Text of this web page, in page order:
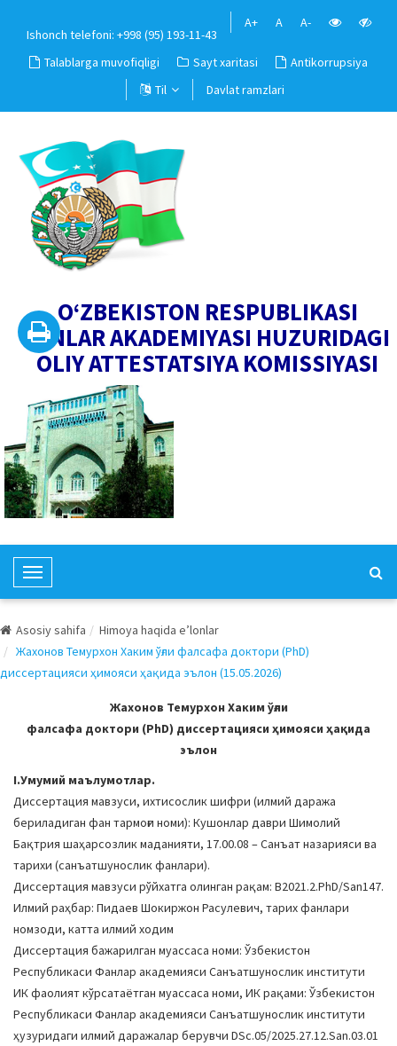
Ishonch telefoni: +998 (95) 193-11-43
A+ A A-
Talablarga muvofiqligi Sayt xaritasi
Antikorrupsiya
Til
Davlat ramzlari
O‘ZBEKISTON RESPUBLIKASI
FANLAR AKADEMIYASI HUZURIDAGI
OLIY ATTESTATSIYA KOMISSIYASI
T
o
g
l
e
a
g
a
t
i
o
n
Asosiy sahifa
Himoya haqida e’lonlar
Жахонов Темурхон Хаким ўғли фалсафа доктори (PhD)
диссертацияси ҳимояси ҳақида эълон (15.05.2026)
Жахонов Темурхон Хаким ўғли
фалсафа доктори (PhD) диссертацияси ҳимояси ҳақида
эълон
I.Умумий маълумотлар.
Диссертация мавзуси, ихтисослик шифри (илмий даража
бериладиган фан тармоғи номи): Кушонлар даври Шимолий
Бақтрия шаҳарсозлик маданияти, 17.00.08 – Санъат назарияси ва
тарихи (санъатшунослик фанлари).
Диссертация мавзуси рўйхатга олинган рақам: В2021.2.PhD/San147.
Илмий раҳбар: Пидаев Шокиржон Расулевич, тарих фанлари
номзоди, катта илмий ходим
Диссертация бажарилган муассаса номи: Ўзбекистон
Республикаси Фанлар академияси Санъатшунослик институти
ИК фаолият кўрсатаётган муассаса номи, ИК рақами: Ўзбекистон
Республикаси Фанлар академияси Санъатшунослик институти
ҳузуридаги илмий даражалар берувчи DSc.05/2025.27.12.San.03.01